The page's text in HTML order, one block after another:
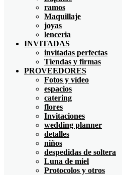
ramos
Maquillaje
joyas
lenceria
INVITADAS
invitadas perfectas
Tiendas y firmas
PROVEEDORES
Fotos y vídeo
espacios
catering
flores
Invitaciones
wedding planner
detalles
niños
despedidas de soltera
Luna de miel
Protocolos y otros